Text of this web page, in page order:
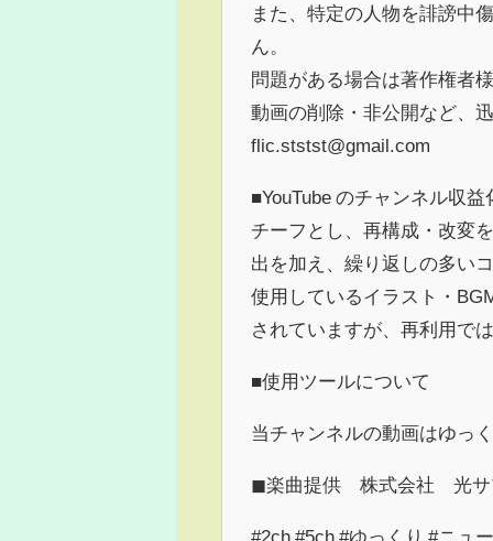
また、特定の人物を誹謗中
ん。
問題がある場合は著作権者
動画の削除・非公開など、
flic.ststst@gmail.com
■YouTube のチャンネル収
チーフとし、再構成・改変
出を加え、繰り返しの多い
使用しているイラスト・
されていますが、再利用で
■使用ツールについて
当チャンネルの動画はゆっ
◼︎楽曲提供 株式会社 光サ
#2ch #5ch #ゆっくり #ニュ